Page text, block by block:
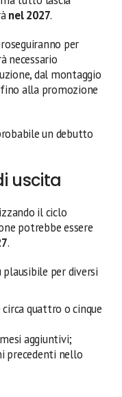
nel 2027.
per
necessario
dal montaggio
alla promozione
un debutto
uscita
il ciclo
potrebbe essere
.
per diversi
quattro o cinque
aggiuntivi;
precedenti nello